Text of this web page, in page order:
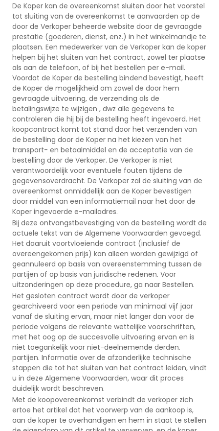
De Koper kan de overeenkomst sluiten door het voorstel
tot sluiting van de overeenkomst te aanvaarden op de
door de Verkoper beheerde website door de gevraagde
prestatie (goederen, dienst, enz.) in het winkelmandje te
plaatsen. Een medewerker van de Verkoper kan de koper
helpen bij het sluiten van het contract, zowel ter plaatse
als aan de telefoon, of bij het bestellen per e-mail.
Voordat de Koper de bestelling bindend bevestigt, heeft
de Koper de mogelijkheid om zowel de door hem
gevraagde uitvoering, de verzending als de
betalingswijze te wijzigen , dwz alle gegevens te
controleren die hij bij de bestelling heeft ingevoerd. Het
koopcontract komt tot stand door het verzenden van
de bestelling door de Koper na het kiezen van het
transport- en betaalmiddel en de acceptatie van de
bestelling door de Verkoper. De Verkoper is niet
verantwoordelijk voor eventuele fouten tijdens de
gegevensoverdracht. De Verkoper zal de sluiting van de
overeenkomst onmiddellijk aan de Koper bevestigen
door middel van een informatiemail naar het door de
Koper ingevoerde e-mailadres.
Bij deze ontvangstbevestiging van de bestelling wordt de
actuele tekst van de Algemene Voorwaarden gevoegd.
Het daaruit voortvloeiende contract (inclusief de
overeengekomen prijs) kan alleen worden gewijzigd of
geannuleerd op basis van overeenstemming tussen de
partijen of op basis van juridische redenen. Voor
uitzonderingen op deze procedure, ga naar Bestellen.
Het gesloten contract wordt door de verkoper
gearchiveerd voor een periode van minimaal vijf jaar
vanaf de sluiting ervan, maar niet langer dan voor de
periode volgens de relevante wettelijke voorschriften,
met het oog op de succesvolle uitvoering ervan en is
niet toegankelijk voor niet-deelnemende derden.
partijen. Informatie over de afzonderlijke technische
stappen die tot het sluiten van het contract leiden, vindt
u in deze Algemene Voorwaarden, waar dit proces
duidelijk wordt beschreven.
Met de koopovereenkomst verbindt de verkoper zich
ertoe het artikel dat het voorwerp van de aankoop is,
aan de koper te overhandigen en hem in staat te stellen